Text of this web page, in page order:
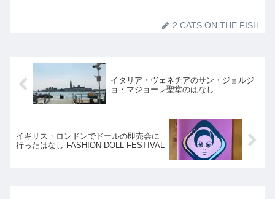
2 CATS ON THE FISH
イタリア・ヴェネチアのサン・ジョルジ
ョ・マジョーレ聖堂のはなし
イギリス・ロンドンでドールの即売会に
行ったはなし FASHION DOLL FESTIVAL